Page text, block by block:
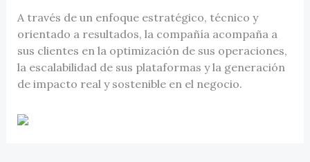
A través de un enfoque estratégico, técnico y
orientado a resultados, la compañía acompaña a
sus clientes en la optimización de sus operaciones,
la escalabilidad de sus plataformas y la generación
de impacto real y sostenible en el negocio.